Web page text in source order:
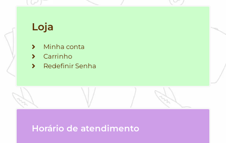
Loja
Minha conta
Carrinho
Redefinir Senha
Horário de atendimento